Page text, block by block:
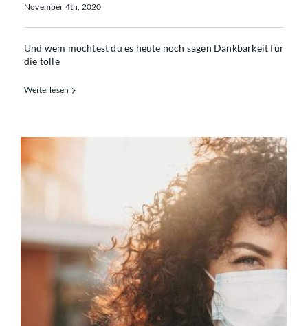
November 4th, 2020
Und wem möchtest du es heute noch sagen Dankbarkeit für
die tolle
Weiterlesen
Ich sehe nicht, was Du sagst!